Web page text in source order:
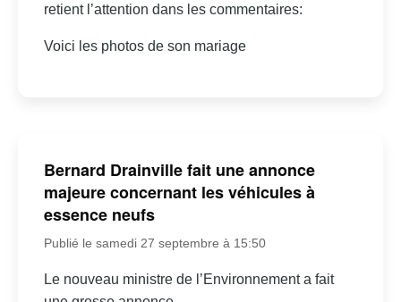
retient l’attention dans les commentaires:
Voici les photos de son mariage
Bernard Drainville fait une annonce
majeure concernant les véhicules à
essence neufs
Publié le samedi 27 septembre à 15:50
Le nouveau ministre de l’Environnement a fait